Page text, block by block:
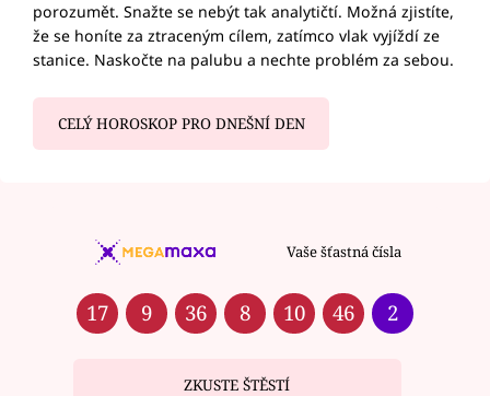
porozumět. Snažte se nebýt tak analytičtí. Možná zjistíte,
že se honíte za ztraceným cílem, zatímco vlak vyjíždí ze
stanice. Naskočte na palubu a nechte problém za sebou.
CELÝ HOROSKOP PRO DNEŠNÍ DEN
Vaše šťastná čísla
17 9 36 8 10 46 2
ZKUSTE ŠTĚSTÍ